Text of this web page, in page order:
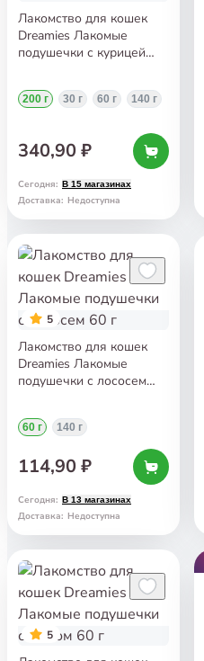
Лакомство для кошек
Dreamies Лакомые
подушечки с курицей
200 г 30 г 60 г 140 г
340,90 ₽
Сегодня: В 15 магазинах
Доставка: Недоступна
5
Лакомство для кошек
Dreamies Лакомые
подушечки с лососем
60 г 140 г
114,90 ₽
Сегодня: В 13 магазинах
Доставка: Недоступна
5